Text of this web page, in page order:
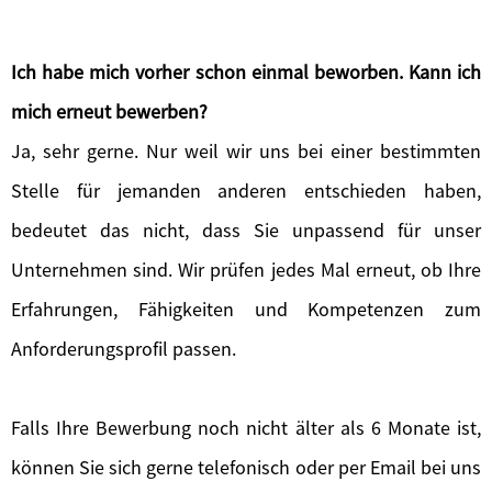
Ich habe mich vorher schon einmal beworben. Kann ich
mich erneut bewerben?
Ja, sehr gerne. Nur weil wir uns bei einer bestimmten
Stelle für jemanden anderen entschieden haben,
bedeutet das nicht, dass Sie unpassend für unser
Unternehmen sind. Wir prüfen jedes Mal erneut, ob Ihre
Erfahrungen, Fähigkeiten und Kompetenzen zum
Anforderungsprofil passen.
Falls Ihre Bewerbung noch nicht älter als 6 Monate ist,
können Sie sich gerne telefonisch oder per Email bei uns